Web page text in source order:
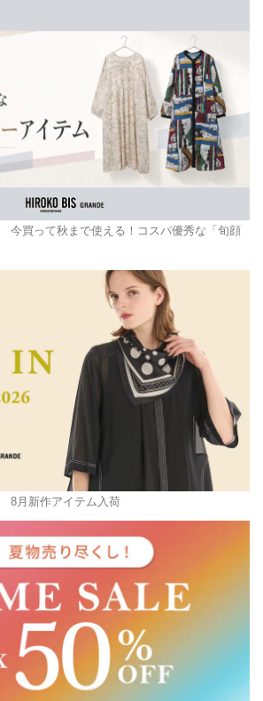
今買って秋まで使える！コスパ優秀な「旬顔
8月新作アイテム入荷